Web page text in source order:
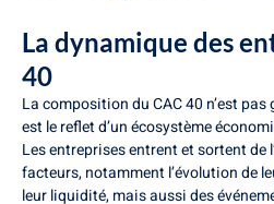
La dynamique des
40
La composition du CAC 40 n’est pas
est le reflet d’un écosystème
Les entreprises entrent et sortent de
facteurs, notamment l’évolution de
leur liquidité, mais aussi des